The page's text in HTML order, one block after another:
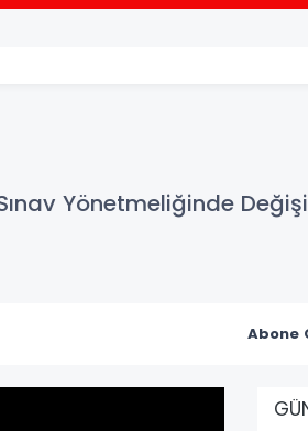
Yönetmeliğinde
Abone